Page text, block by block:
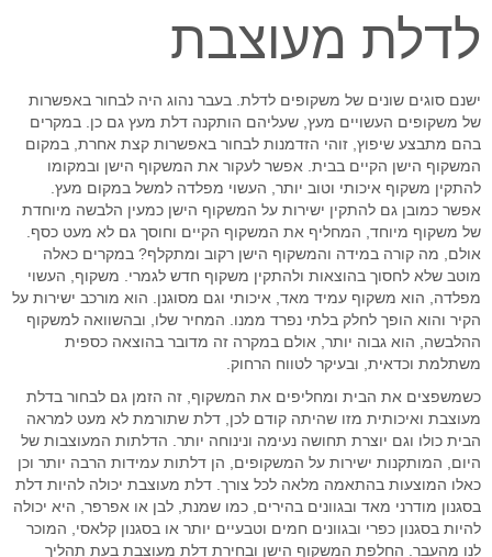
לדלת מעוצבת
ישנם סוגים שונים של משקופים לדלת. בעבר נהוג היה לבחור באפשרות
של משקופים העשויים מעץ, שעליהם הותקנה דלת מעץ גם כן. במקרים
בהם מתבצע שיפוץ, זוהי הזדמנות לבחור באפשרות קצת אחרת, במקום
המשקוף הישן הקיים בבית. אפשר לעקור את המשקוף הישן ובמקומו
להתקין משקוף איכותי וטוב יותר, העשוי מפלדה למשל במקום מעץ.
אפשר כמובן גם להתקין ישירות על המשקוף הישן כמעין הלבשה מיוחדת
של משקוף מיוחד, המחליף את המשקוף הקיים וחוסך גם לא מעט כסף.
אולם, מה קורה במידה והמשקוף הישן רקוב ומתקלף? במקרים כאלה
מוטב שלא לחסוך בהוצאות ולהתקין משקוף חדש לגמרי. משקוף, העשוי
מפלדה, הוא משקוף עמיד מאד, איכותי וגם מסוגנן. הוא מורכב ישירות על
הקיר והוא הופך לחלק בלתי נפרד ממנו. המחיר שלו, ובהשוואה למשקוף
ההלבשה, הוא גבוה יותר, אולם במקרה זה מדובר בהוצאה כספית
משתלמת וכדאית, ובעיקר לטווח הרחוק.
כשמשפצים את הבית ומחליפים את המשקוף, זה הזמן גם לבחור בדלת
מעוצבת ואיכותית מזו שהיתה קודם לכן, דלת שתורמת לא מעט למראה
הבית כולו וגם יוצרת תחושה נעימה ונינוחה יותר. הדלתות המעוצבות של
היום, המותקנות ישירות על המשקופים, הן דלתות עמידות הרבה יותר וכן
כאלו המוצעות בהתאמה מלאה לכל צורך. דלת מעוצבת יכולה להיות דלת
בסגנון מודרני מאד ובגוונים בהירים, כמו שמנת, לבן או אפרפר, היא יכולה
להיות בסגנון כפרי ובגוונים חמים וטבעיים יותר או בסגנון קלאסי, המוכר
לנו מהעבר. החלפת המשקוף הישן ובחירת דלת מעוצבת בעת תהליך